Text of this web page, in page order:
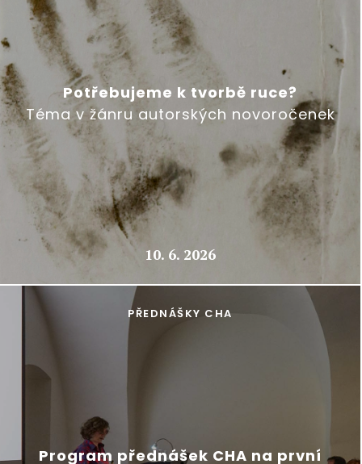
Potřebujeme k tvorbě ruce?
Téma v žánru autorských novoročenek
10. 6. 2026
Program přednášek CHA na první
PŘEDNÁŠKY CHA